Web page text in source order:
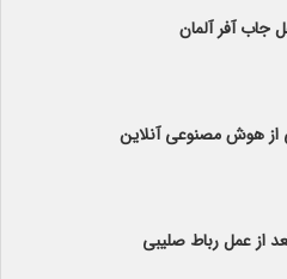
آفر آلمان
از هوش مصنوعی آنلاین
از عمل رباط صلیبی